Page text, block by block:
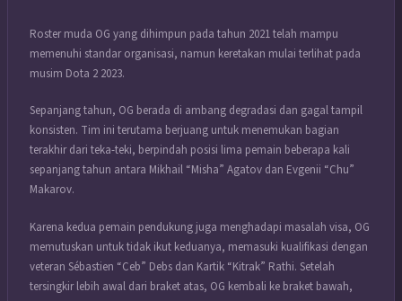
Roster muda OG yang dihimpun pada tahun 2021 telah mampu
memenuhi standar organisasi, namun keretakan mulai terlihat pada
musim Dota 2 2023.
Sepanjang tahun, OG berada di ambang degradasi dan gagal tampil
konsisten. Tim ini terutama berjuang untuk menemukan bagian
terakhir dari teka-teki, berpindah posisi lima pemain beberapa kali
sepanjang tahun antara Mikhail “Misha” Agatov dan Evgenii “Chu”
Makarov.
Karena kedua pemain pendukung juga menghadapi masalah visa, OG
memutuskan untuk tidak ikut keduanya, memasuki kualifikasi dengan
veteran Sébastien “Ceb” Debs dan Kartik “Kitrak” Rathi. Setelah
tersingkir lebih awal dari braket atas, OG kembali ke braket bawah,